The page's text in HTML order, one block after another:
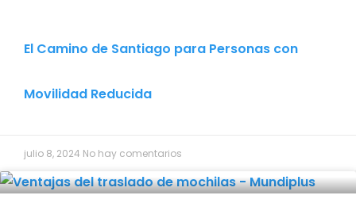
El Camino de Santiago para Personas con
Movilidad Reducida
julio 8, 2024 No hay comentarios